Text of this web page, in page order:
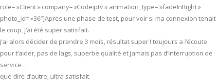
role= »Client » company= »Codeiptv » animation_type= »fadeInRight »
photo_id= »36″]Apres une phase de test, pour voir si ma connexion tenait
le coup, j’ai été super satisfait.
j’ai alors décider de prendre 3 mois, résultat super ! toujours a l’écoute
pour t’aider, pas de lags, superbe qualité et jamais pas d’interruption de
service…
que dire d’autre, ultra satisfait.